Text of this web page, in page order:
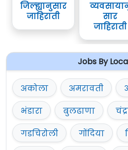
जिल्ह्यानुसार
जाहिराती
सार
जाहिराती
Jobs By
अकोला अमरावती
भंडारा
बुलढाणा
गडचिरोली
गोंदिया